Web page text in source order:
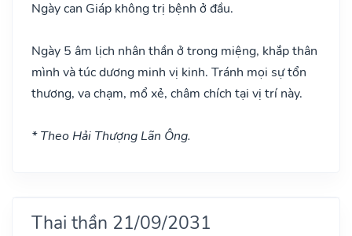
Ngày can Giáp không trị bệnh ở đầu.
Ngày 5 âm lịch nhân thần ở trong miệng, khắp thân
mình và túc dương minh vị kinh. Tránh mọi sự tổn
thương, va chạm, mổ xẻ, châm chích tại vị trí này.
* Theo Hải Thượng Lãn Ông.
Thai thần 21/09/2031